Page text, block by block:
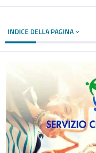
INDICE DELLA PAGINA